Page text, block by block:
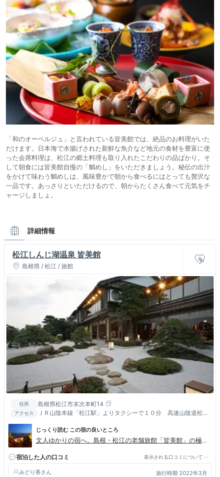
「和のオーベルジュ」と言われている皆美館では、絶品のお料理がいた
だけます。日本海で水揚げされた新鮮な魚介など地元の食材を豊富に使
った会席料理は、松江の郷土料理も取り入れたこだわりの品ばかり。そ
して朝食には皆美館自慢の「鯛めし」をいただきましょう。秘伝の出汁
をかけて味わう鯛めしは、風味豊かで朝から食べるにはとっても贅沢な
一品です。あっさりといただけるので、朝からたくさん食べて元気をチ
ャージしましょ。
詳細情報
松江しんじ湖温泉 皆美館
島根県 / 松江 / 旅館
住所 島根県松江市末次本町14
アクセス
ＪＲ山陰本線「松江駅」よりタクシーで１０分 高速山陰道松江
じっくり読む この宿の良いところ
文人ゆかりの宿へ。島根・松江の老舗旅館「皆美館」の極上
宿泊した人の口コミ 表示される口コミについて
みどり香 旅行時期 2022年3月